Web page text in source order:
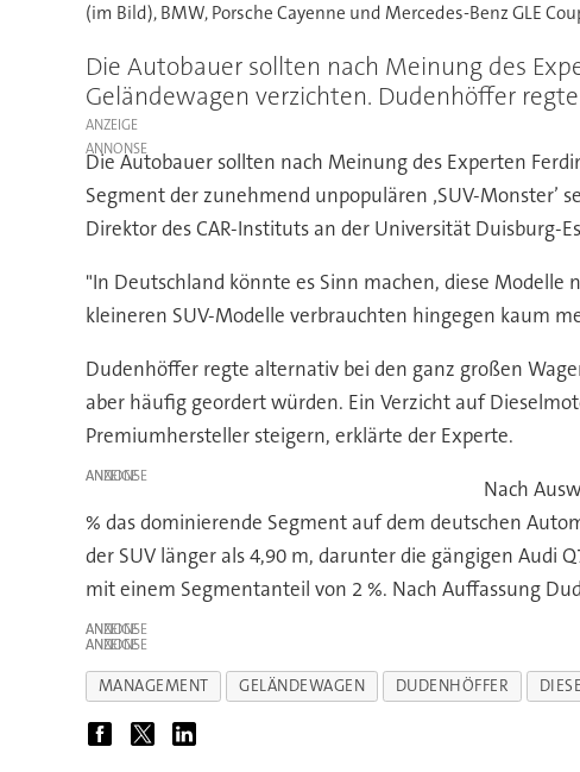
(im Bild), BMW, Porsche Cayenne und Mercedes-Benz GLE
Die Autobauer sollten nach Meinung des
Geländewagen verzichten. Dudenhöffer
ANZEIGE
Die Autobauer sollten nach Meinung des Experten
Segment der zunehmend unpopulären ‚SUV-Monster’
Direktor des CAR-Instituts an der Universität Duisburg-
"In Deutschland könnte es Sinn machen, diese
kleineren SUV-Modelle verbrauchten hingegen kaum
Dudenhöffer regte alternativ bei den ganz großen
aber häufig geordert würden. Ein Verzicht auf
Premiumhersteller steigern, erklärte der Experte.
ANZEIGE
Nach
% das dominierende Segment auf dem deutschen
der SUV länger als 4,90 m, darunter die gängigen Audi
mit einem Segmentanteil von 2 %. Nach Auffassung
ANZEIGE
ANZEIGE
MANAGEMENT GELÄNDEWAGEN DUDENHÖFFER